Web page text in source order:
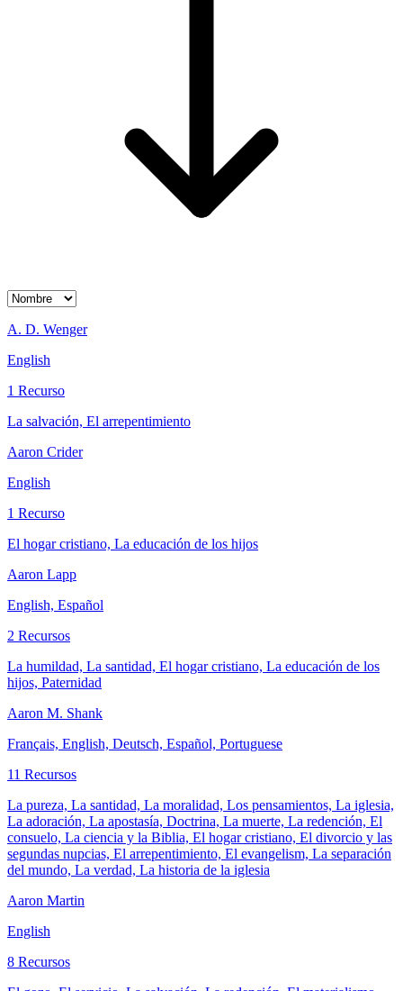
A. D. Wenger
English
1 Recurso
La salvación, El arrepentimiento
Aaron Crider
English
1 Recurso
El hogar cristiano, La educación de los hijos
Aaron Lapp
English, Español
2 Recursos
La humildad, La santidad, El hogar cristiano, La educación de los
hijos, Paternidad
Aaron M. Shank
Français, English, Deutsch, Español, Portuguese
11 Recursos
La pureza, La santidad, La moralidad, Los pensamientos, La iglesia,
La adoración, La apostasía, Doctrina, La muerte, La redención, El
consuelo, La ciencia y la Biblia, El hogar cristiano, El divorcio y las
segundas nupcias, El arrepentimiento, El evangelism, La separación
del mundo, La verdad, La historia de la iglesia
Aaron Martin
English
8 Recursos